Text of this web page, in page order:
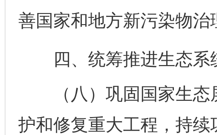
善国家和地方新污染物
四、统筹推进生态系
（八）巩固国家生态
护和修复重大工程，持